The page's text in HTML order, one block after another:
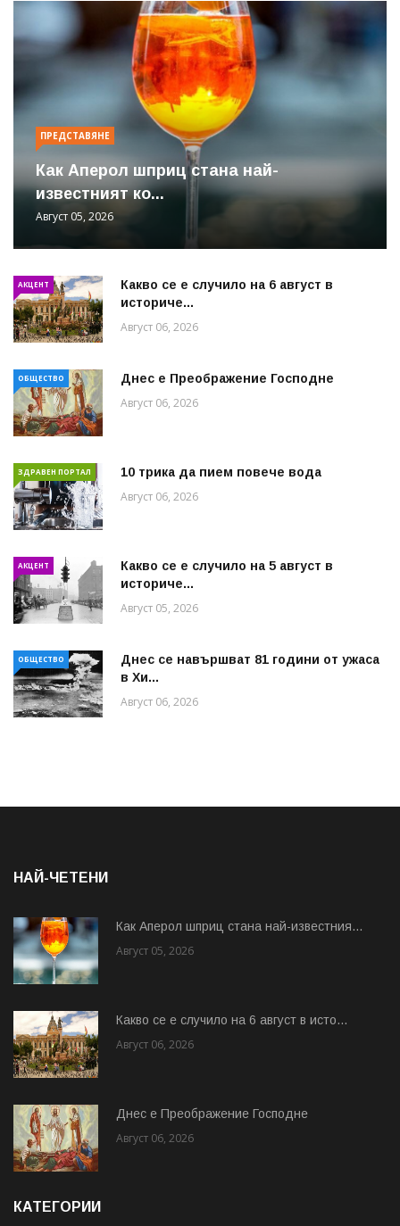
ПРЕДСТАВЯНЕ
Как Аперол шприц стана най-
известният ко...
Август 05, 2026
АКЦЕНТ
Какво се е случило на 6 август в
историче...
Август 06, 2026
ОБЩЕСТВО Днес е Преображение Господне
Август 06, 2026
ЗДРАВЕН ПОРТАЛ 10 трика да пием повече вода
Август 06, 2026
АКЦЕНТ
Какво се е случило на 5 август в
историче...
Август 05, 2026
ОБЩЕСТВО
Днес се навършват 81 години от ужаса
в Хи...
Август 06, 2026
НАЙ-ЧЕТЕНИ
Как Аперол шприц стана най-известния...
Август 05, 2026
Какво се е случило на 6 август в исто...
Август 06, 2026
Днес е Преображение Господне
Август 06, 2026
КАТЕГОРИИ